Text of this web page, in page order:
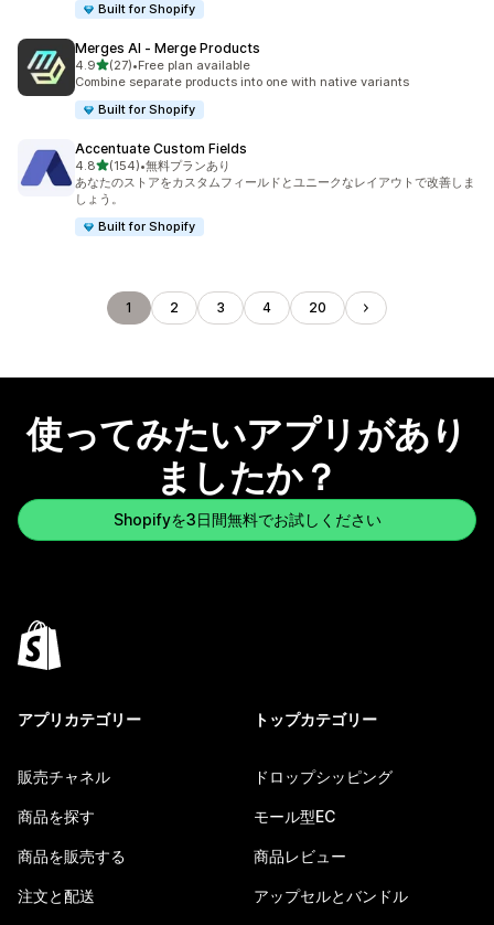
Built for Shopify
Merges AI ‑ Merge Products
4.95つ星中
(27)
合計レビュー数：27件
•Free plan available
Combine separate products into one with native variants
Built for Shopify
Accentuate Custom Fields
4.85つ星中
(154)
合計レビュー数：154件
•無料プランあり
あなたのストアをカスタムフィールドとユニークなレイアウトで改善しま
しょう。
Built for Shopify
1 2 3 4 20
使ってみたいアプリがあり
ましたか？
Shopifyを3日間無料でお試しください
アプリカテゴリー
販売チャネル
商品を探す
商品を販売する
注文と配送
トップカテゴリー
ドロップシッピング
モール型EC
商品レビュー
アップセルとバンドル